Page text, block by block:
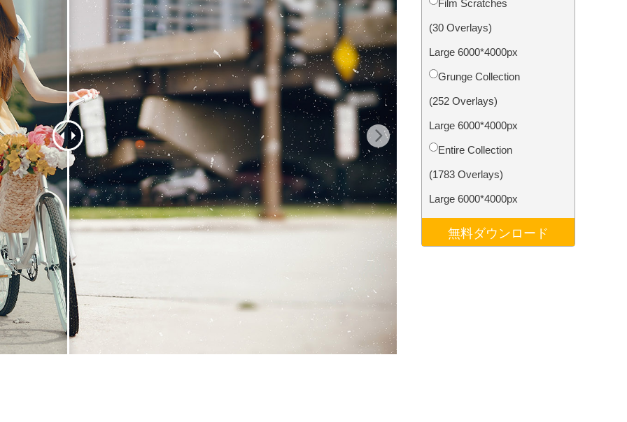
ス
ル
ッチ製品内容 ジュエリーレタッチ製品
内容
AIトレーニングデータ Video Editing Services
をオーバーレイしま
Film Scratches
(30 Overlays)
Large 6000*4000px
Grunge Collection
(252 Overlays)
Large 6000*4000px
Entire Collection
(1783 Overlays)
Large 6000*4000px
無料ダウンロード